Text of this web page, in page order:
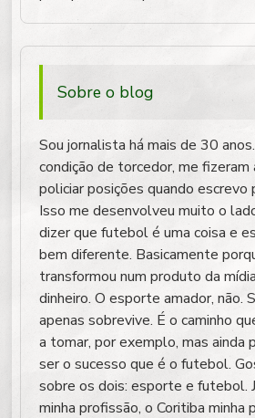
Sobre o blog
Sou jornalista há mais de 30
condição de torcedor, me fizeram
policiar posições quando escrevo
Isso me desenvolveu muito o
dizer que futebol é uma coisa e
bem diferente. Basicamente
transformou num produto da
dinheiro. O esporte amador, não.
apenas sobrevive. É o caminho
a tomar, por exemplo, mas ainda
ser o sucesso que é o futebol.
sobre os dois: esporte e futebol.
minha profissão, o Coritiba minha